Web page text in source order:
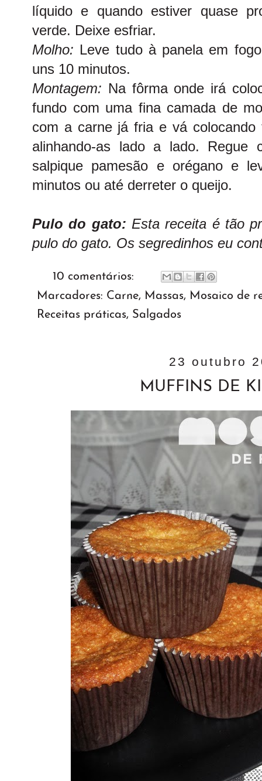
líquido e quando estiver quase
verde. Deixe esfriar.
Molho: Leve tudo à panela em
uns 10 minutos.
Montagem: Na fôrma onde irá
fundo com uma fina camada de
com a carne já fria e vácolocando
alinhando-as lado a lado. Regue
salpique pamesão e orégano e
minutos ou até derreter o queijo.
Pulo do gato: Esta receita é tão
pulo do gato. Os segredinhos eu
10 comentários:
Marcadores: Carne, Massas, Mosaico de
Receitas práticas, Salgados
23 outubro
MUFFINS DE